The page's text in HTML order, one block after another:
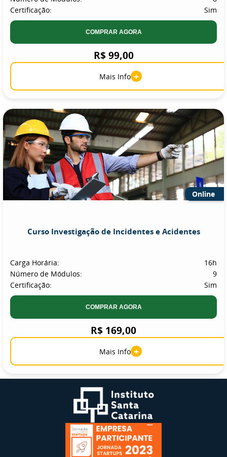
Certificação:
Sim
COMPRAR AGORA
R$ 99,00
Mais Info +
Online
Curso Investigação de Incidentes e Acidentes
Carga Horária:
16h
Número de Módulos:
9
Certificação:
Sim
COMPRAR AGORA
R$ 169,00
Mais Info +